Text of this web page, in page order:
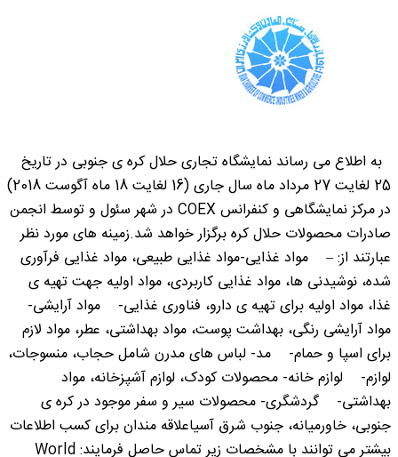
به اطلاع می رساند نمایشگاه تجاری حلال کره ی جنوبی در تاریخ
25 لغایت 27 مرداد ماه سال جاری (16 لغایت 18 ماه آگوست 2018)
در مرکز نمایشگاهی و کنفرانس COEX در شهر سئول و توسط انجمن
صادرات محصولات حلال کره برگزار خواهد شد.زمینه های مورد نظر
عبارتند از: – مواد غذایی-مواد غذایی طبیعی، مواد غذایی فرآوری
شده، نوشیدنی ها، مواد غذایی کاربردی، مواد اولیه جهت تهیه ی
غذا، مواد اولیه برای تهیه ی دارو، فناوری غذایی- مواد آرایشی-
مواد آرایشی رنگی، بهداشت پوست، مواد بهداشتی، عطر، مواد لازم
برای اسپا و حمام- مد- لباس های مدرن شامل حجاب، منسوجات،
لوازم- لوازم خانه- محصولات کودک، لوازم آشپزخانه، مواد
بهداشتی- گردشگری- محصولات سیر و سفر موجود در کره ی
جنوبی، خاورمیانه، جنوب شرق آسیاعلاقه مندان برای کسب اطلاعات
بیشتر می توانند با مشخصات زیر تماس حاصل فرمایند: World